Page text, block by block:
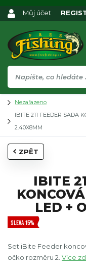
Můj účet
Nezařazeno
IBITE 211 FEEDER SADA
2.40X8MM
ZPĚT
IBITE
LED +
SLEVA 15%
Set iBite Feeder
očko rozměru 2. Více